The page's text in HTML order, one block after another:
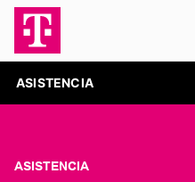
ASISTENCIA
ASISTENCIA